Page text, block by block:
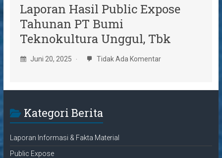
Laporan Hasil Public Expose
Tahunan PT Bumi
Teknokultura Unggul, Tbk
Juni 20, 2025 Tidak Ada Komentar
Kategori Berita
Laporan Informasi & Fakta Material
Public Expose